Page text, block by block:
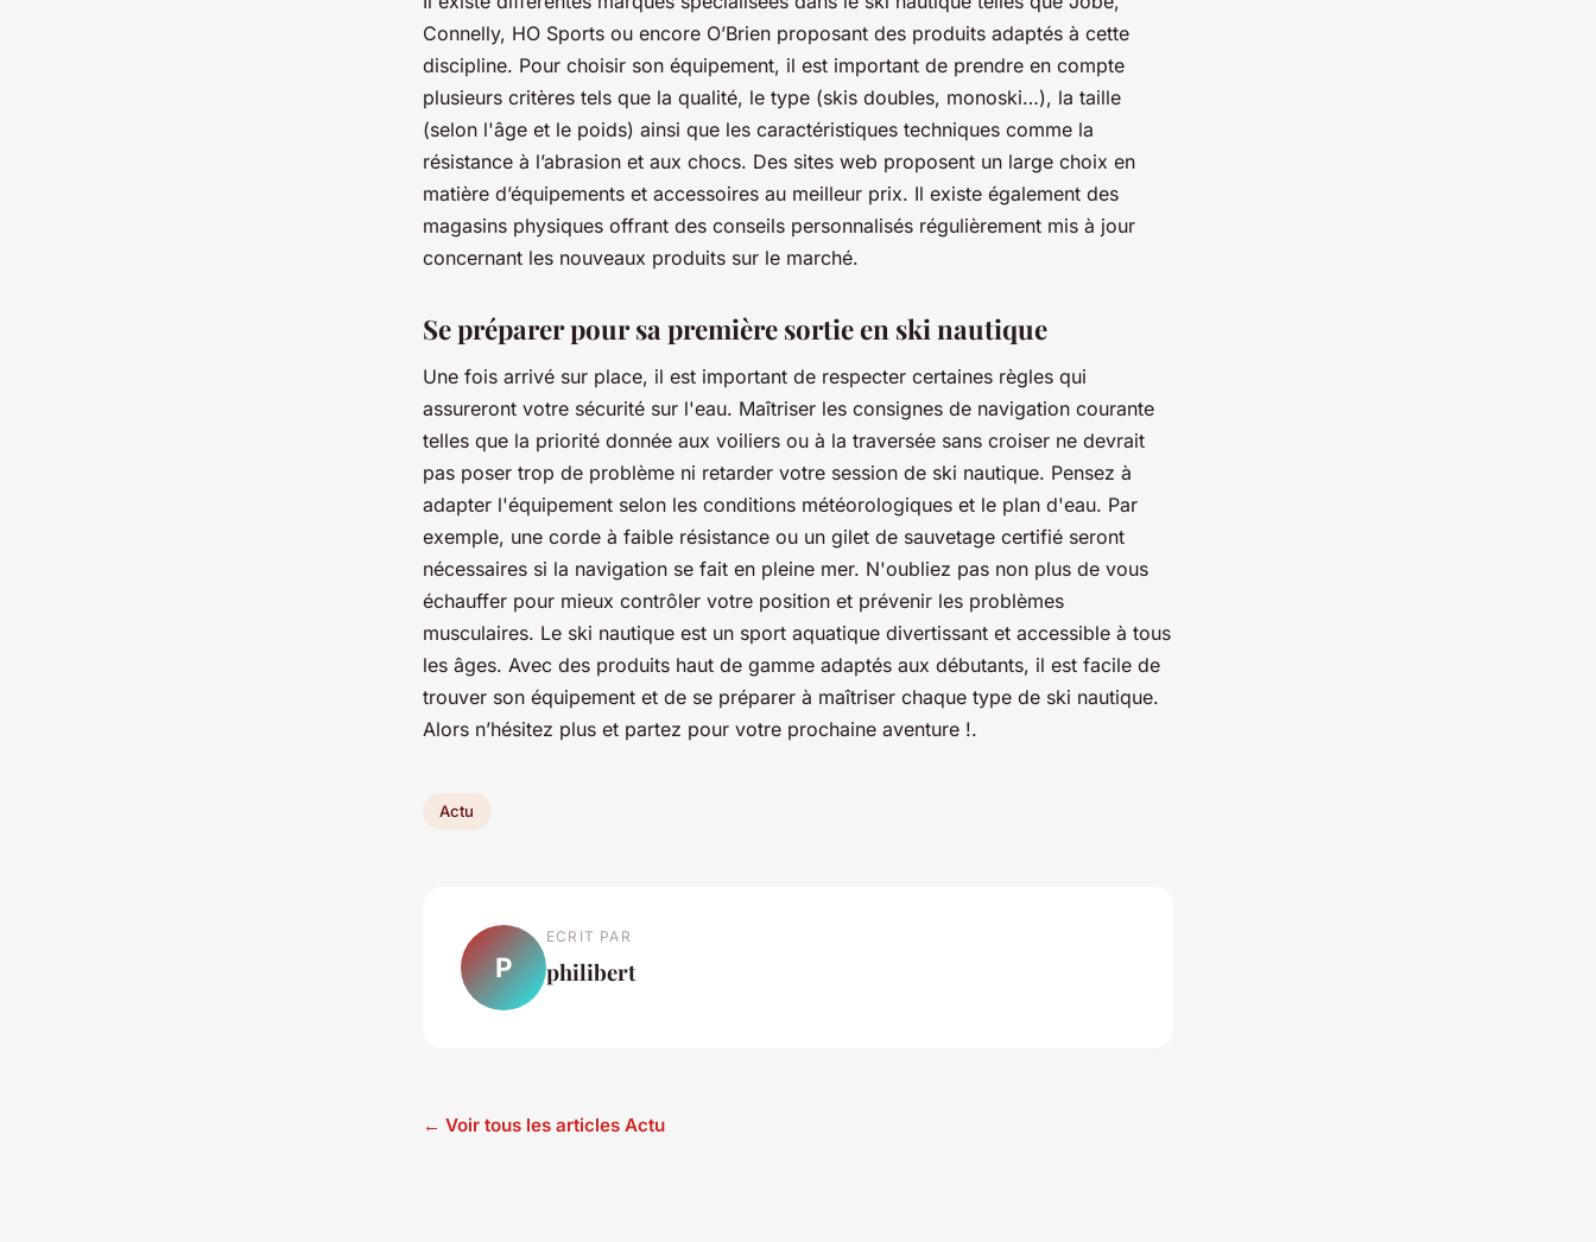
Connelly, HO Sports ou encore O’Brien proposant des produits adaptés à cette
discipline. Pour choisir son équipement, il est important de prendre en compte
plusieurs critères tels que la qualité, le type (skis doubles, monoski…), la taille
(selon l'âge et le poids) ainsi que les caractéristiques techniques comme la
résistance à l’abrasion et aux chocs. Des sites web proposent un large choix en
matière d’équipements et accessoires au meilleur prix. Il existe également des
magasins physiques offrant des conseils personnalisés régulièrement mis à jour
concernant les nouveaux produits sur le marché.
Se préparer pour sa première sortie en ski nautique
Une fois arrivé sur place, il est important de respecter certaines règles qui
assureront votre sécurité sur l'eau. Maîtriser les consignes de navigation courante
telles que la priorité donnée aux voiliers ou à la traversée sans croiser ne devrait
pas poser trop de problème ni retarder votre session de ski nautique. Pensez à
adapter l'équipement selon les conditions météorologiques et le plan d'eau. Par
exemple, une corde à faible résistance ou un gilet de sauvetage certifié seront
nécessaires si la navigation se fait en pleine mer. N'oubliez pas non plus de vous
échauffer pour mieux contrôler votre position et prévenir les problèmes
musculaires. Le ski nautique est un sport aquatique divertissant et accessible à tous
les âges. Avec des produits haut de gamme adaptés aux débutants, il est facile de
trouver son équipement et de se préparer à maîtriser chaque type de ski nautique.
Alors n’hésitez plus et partez pour votre prochaine aventure !.
Actu
P
ECRIT PAR
philibert
← Voir tous les articles Actu